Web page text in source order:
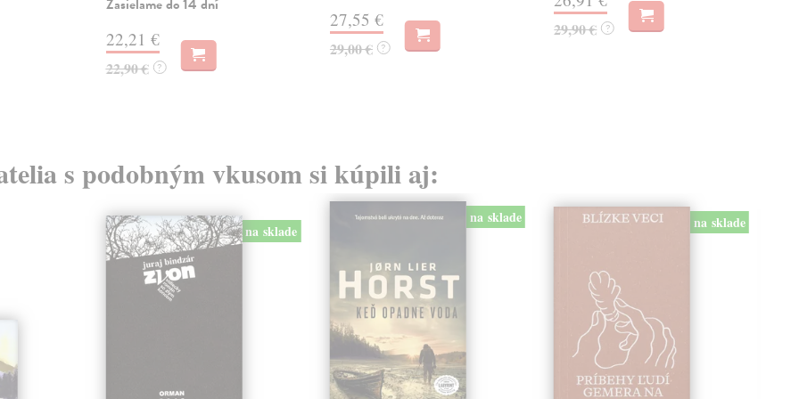
22,21 €
22,90 € ?
27,55 €
29,00 € ?
29,90 € ?
s podobným vkusom si kúpili aj:
na sklade
na sklade na sklade